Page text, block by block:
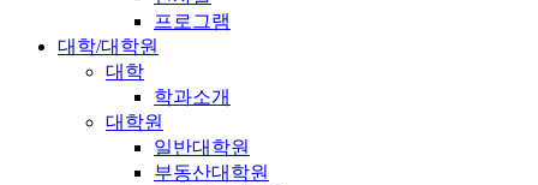
프로그램
대학/대학원
대학
학과소개
대학원
일반대학원
부동산대학원